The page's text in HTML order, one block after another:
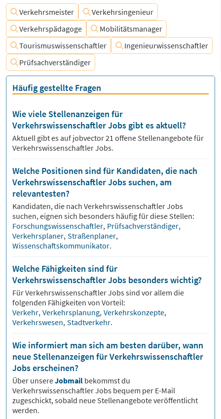
Verkehrsmeister
Verkehrsingenieur
Verkehrspädagoge
Mobilitätsmanager
Tourismuswissenschaftler
Ingenieurwissenschaftler
Prüfsachverständiger
Häufig gestellte Fragen
Wie viele Stellenanzeigen für
Verkehrswissenschaftler Jobs gibt es aktuell?
Aktuell gibt es auf jobvector21 offene Stellenangebote für
Verkehrswissenschaftler Jobs.
Welche Positionen sind für Kandidaten, die nach
Verkehrswissenschaftler Jobs suchen, am
relevantesten?
Kandidaten, die nach VerkehrswissenschaftlerJobs
suchen, eignen sich besonders häufig für diese Stellen:
Forschungswissenschaftler, Prüfsachverständiger,
Verkehrsplaner, Straßenplaner,
Wissenschaftskommunikator.
Welche Fähigkeiten sind für
Verkehrswissenschaftler Jobs besonders wichtig?
FürVerkehrswissenschaftlerJobs sind vor allem die
folgenden Fähigkeiten von Vorteil:
Verkehr, Verkehrsplanung, Verkehrskonzepte,
Verkehrswesen, Stadtverkehr.
Wie informiert man sich am besten darüber, wann
neue Stellenanzeigen für Verkehrswissenschaftler
Jobs erscheinen?
Über unsereJobmail bekommst du
VerkehrswissenschaftlerJobs bequem per E-Mail
zugeschickt, sobald neue Stellenangebote veröffentlicht
werden.